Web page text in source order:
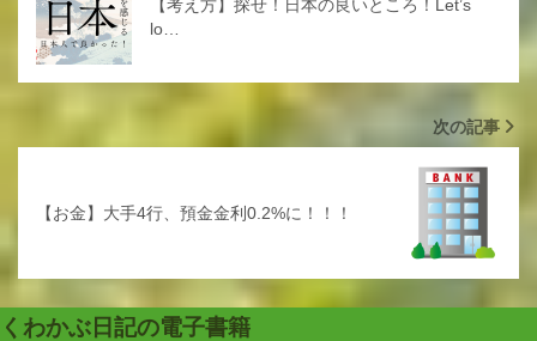
【考え方】探せ！日本の良いところ！Let’s
lo…
次の記事
【お金】大手4行、預金金利0.2%に！！！
くわかぶ日記の電子書籍